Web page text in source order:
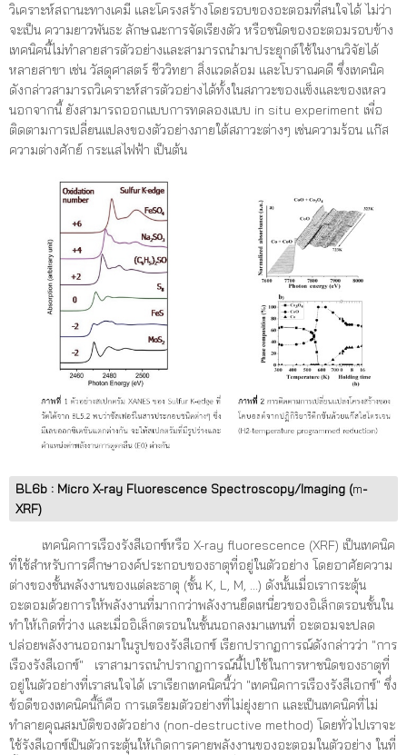
วิเคราะห์สถานะทางเคมี และโครงสร้างโดยรอบของอะตอมที่สนใจได้ ไม่ว่า
จะเป็น ความยาวพันธะ ลักษณะการจัดเรียงตัว หรือชนิดของอะตอมรอบข้าง
เทคนิคนี้ไม่ทำลายสารตัวอย่างและสามารถนำมาประยุกต์ใช้ในงานวิจัยได้
หลายสาขา เช่น วัสดุศาสตร์ ชีววิทยา สิ่งแวดล้อม และโบราณคดี ซึ่งเทคนิค
ดังกล่าวสามารถวิเคราะห์สารตัวอย่างได้ทั้งในสภาวะของแข็งและของเหลว
นอกจากนี้ ยังสามารถออกแบบการทดลองแบบ in situ experiment เพื่อ
ติดตามการเปลี่ยนแปลงของตัวอย่างภายใต้สภาวะต่างๆ เช่นความร้อน แก๊ส
ความต่างศักย์ กระแสไฟฟ้า เป็นต้น
BL6b : Micro X-ray Fluorescence Spectroscopy/Imaging (m-
XRF)
เทคนิคการเรืองรังสีเอกซ์หรือ X-ray fluorescence (XRF) เป็นเทคนิค
ที่ใช้สำหรับการศึกษาองค์ประกอบของธาตุที่อยู่ในตัวอย่าง โดยอาศัยความ
ต่างของชั้นพลังงานของแต่ละธาตุ (ชั้น K, L, M, ...) ดังนั้นเมื่อเรากระตุ้น
อะตอมด้วยการให้พลังงานที่มากกว่าพลังงานยึดเหนี่ยวของอิเล็กตรอนชั้นใน
ทำให้เกิดที่ว่าง และเมื่ออิเล็กตรอนในชั้นนอกลงมาแทนที่ อะตอมจะปลด
ปล่อยพลังงานออกมาในรูปของรังสีเอกซ์ เรียกปรากฏการณ์ดังกล่าวว่า "การ
เรืองรังสีเอกซ์" เราสามารถนำปรากฏการณ์นี้ไปใช้ในการหาชนิดของธาตุที่
อยู่ในตัวอย่างที่เราสนใจได้ เราเรียกเทคนิคนี้ว่า "เทคนิคการเรืองรังสีเอกซ์" ซึ่ง
ข้อดีของเทคนิคนี้ก็คือ การเตรียมตัวอย่างที่ไม่ยุ่งยาก และเป็นเทคนิคที่ไม่
ทำลายคุณสมบัติของตัวอย่าง (non-destructive method) โดยทั่วไปเราจะ
ใช้รังสีเอกซ์เป็นตัวกระตุ้นให้เกิดการคายพลังงานของอะตอมในตัวอย่าง ในที่